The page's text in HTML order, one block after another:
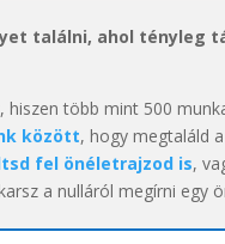
találni, ahol tényleg
hiszen több mint 500
között, hogy megtaláld
fel önéletrajzod is,
a nulláról megírni egy